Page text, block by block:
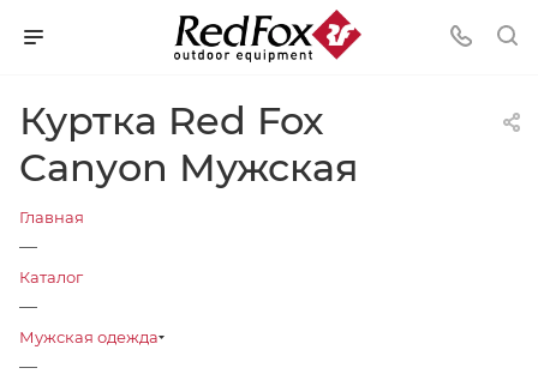
Куртка Red Fox
Canyon Мужская
Главная
—
Каталог
—
Мужская одежда
—